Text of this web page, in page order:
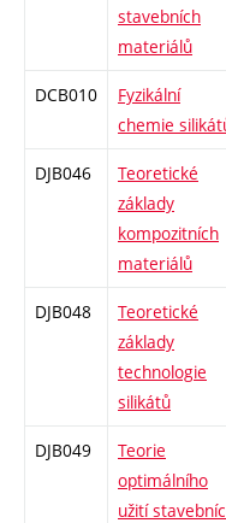
stavebních
materiálů
DCB010
Fyzikální
chemie
DJB046
Teoretické
základy
kompozitních
materiálů
DJB048
Teoretické
základy
technologie
silikátů
DJB049
Teorie
optimálního
užití